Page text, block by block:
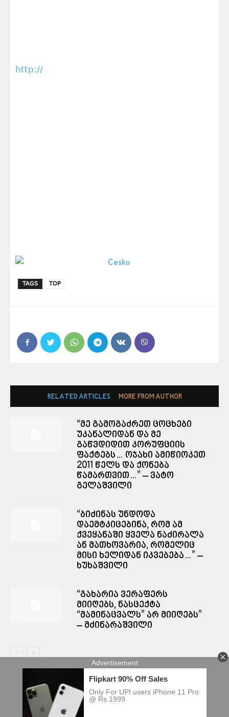
http://
TAGS TOP
RELATED ARTICLES MORE FROM AUTHOR
“მე გამოგაძრეთ ცოცხები
უკანალიდან და მე
გაწვდიდით კორუფციის
ფაქტებს… ოჯახი ამიწიოკეთ
2011 წელს და ქონება
წამართვით…” – ვატო
გელაშვილი
“ბიძინას უნდოდა
დაემტკიცებინა, რომ ამ
ქვეყანაში ყველა ნაძირალა
ან მათხოვარია, რომელიც
მისი ხელიდან იკვებება…” –
ხუხაშვილი
“გახარია ვერაფერს
მიიღებს, ნასცექტა
“მამინაცვალს” არ მიიღებს”
– მძინარაშვილი
© Spacesnews • სფეისნიუსი